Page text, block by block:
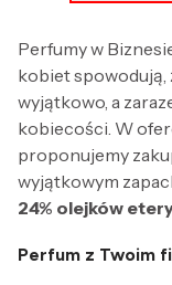
Perfumy w
kobiet spowodują,
wyjątkowo, a
kobiecości. W
proponujemy
wyjątkowym
24% olejków
Perfum z Twoim